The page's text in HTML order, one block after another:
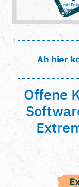
Ab hier
Offene